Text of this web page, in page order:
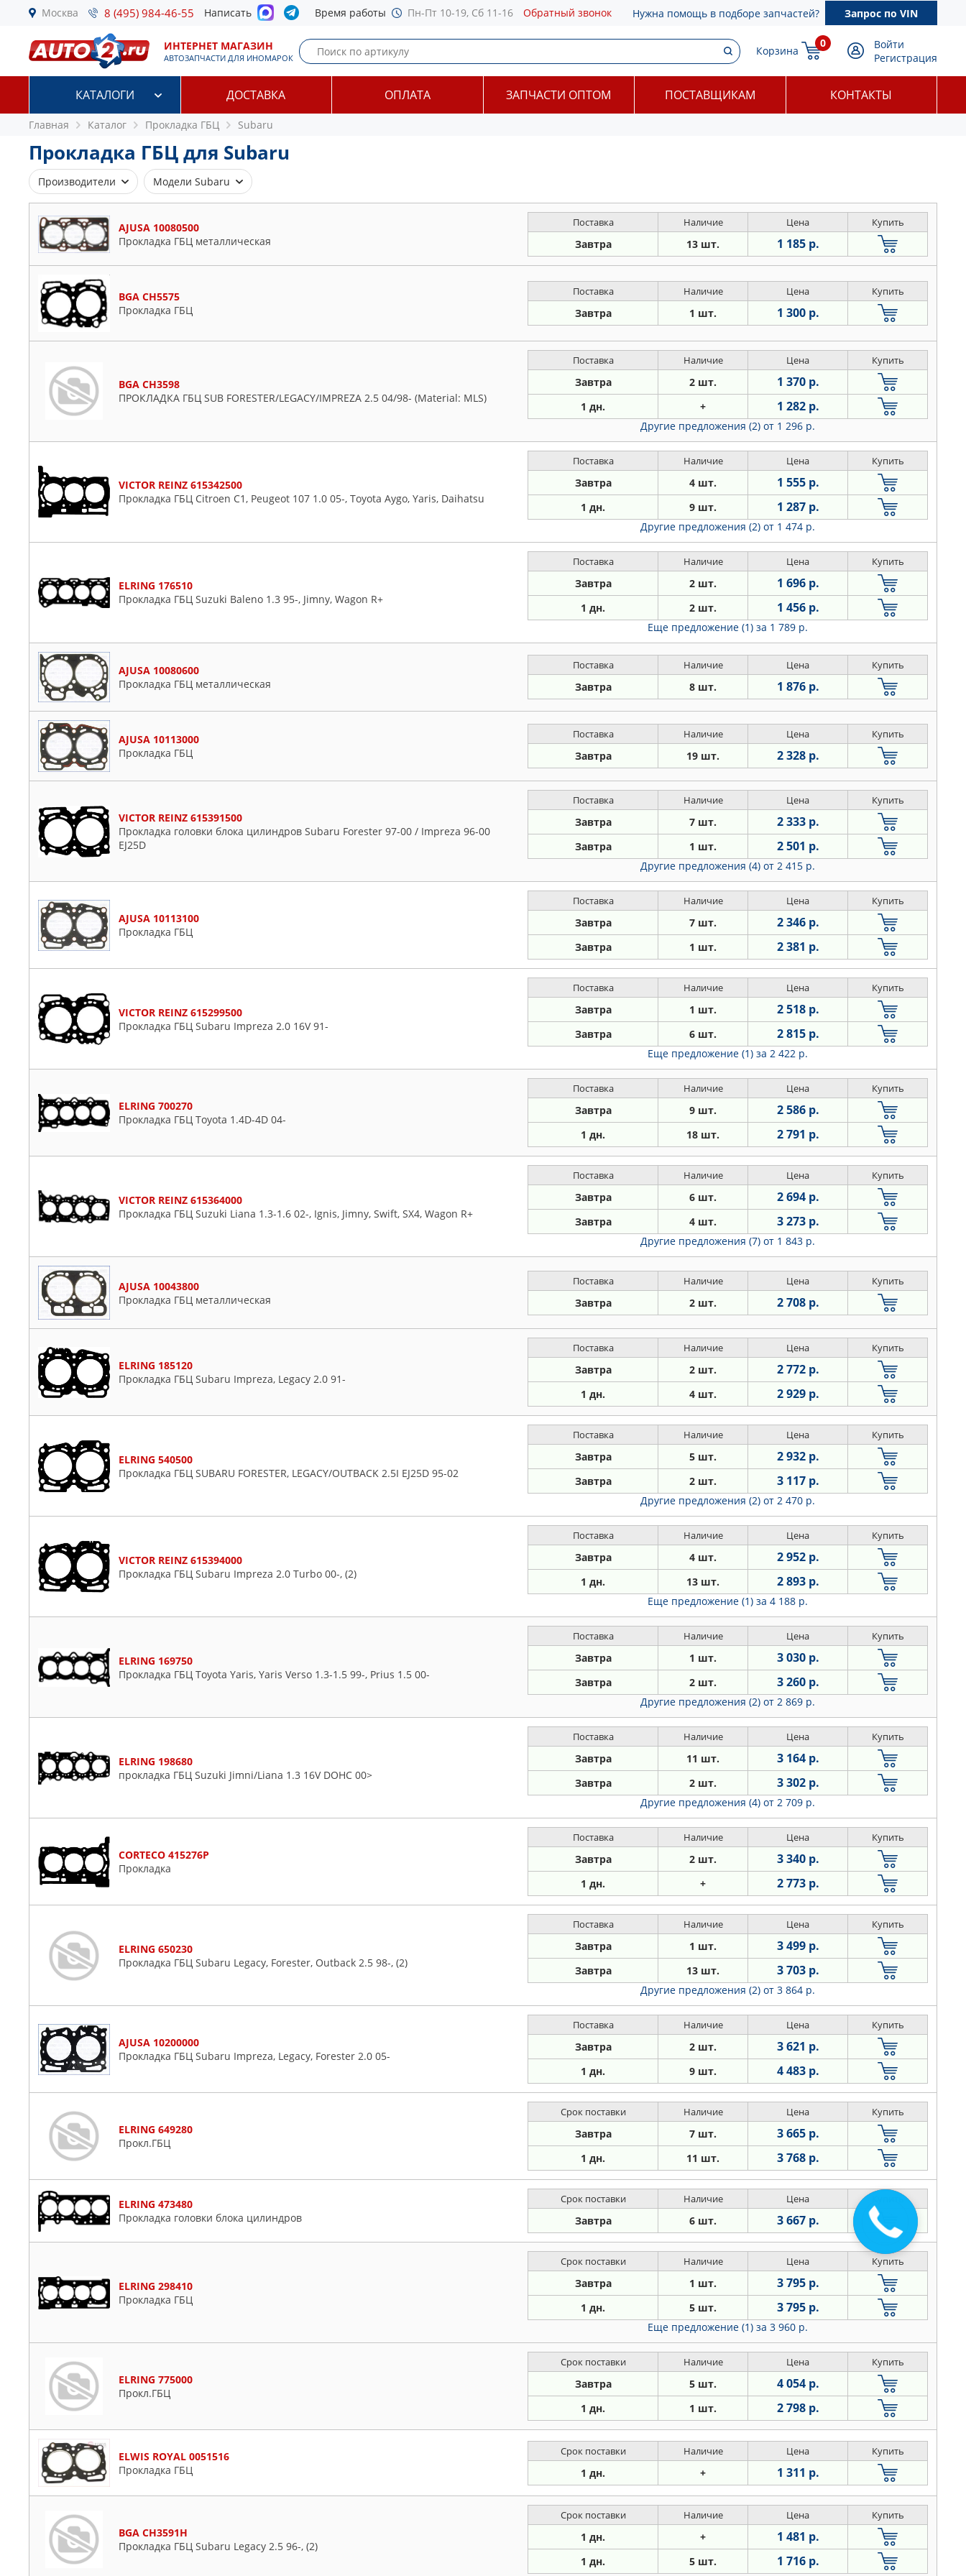
Москва 8 (495) 984-46-55 Написать Время работы Пн-Пт 10-19, Сб 11-16 Обратный звонок Нужна помощь в подборе запчастей? Запрос по VIN
ИНТЕРНЕТ МАГАЗИН
АВТОЗАПЧАСТИ ДЛЯ ИНОМАРОК
Корзина
0
Войти
Регистрация
КАТАЛОГИ ДОСТАВКА ОПЛАТА ЗАПЧАСТИ ОПТОМ ПОСТАВЩИКАМ КОНТАКТЫ
Главная Каталог Прокладка ГБЦ Subaru
Прокладка ГБЦ для Subaru
Производители
AJUSA
BGA
CORTECO
ELRING
ELWIS ROYAL
PAYEN
VICTOR REINZ
Модели Subaru
1800
Forester
Impreza
Justy
Leone
Mv
Trezia
Tribeca
AJUSA 10080500
Прокладка ГБЦ металлическая
Поставка Наличие Цена Купить
Завтра 13 шт. 1 185 р.
BGA CH5575
Прокладка ГБЦ
Поставка Наличие Цена Купить
Завтра 1 шт. 1 300 р.
BGA CH3598
ПРОКЛАДКА ГБЦ SUB FORESTER/LEGACY/IMPREZA 2.5 04/98- (Material: MLS)
Поставка Наличие Цена Купить
Завтра 2 шт. 1 370 р.
1 дн. + 1 282 р.
Другие предложения (2) от 1 296 р.
VICTOR REINZ 615342500
Прокладка ГБЦ Citroen C1, Peugeot 107 1.0 05-, Toyota Aygo, Yaris, Daihatsu
Поставка Наличие Цена Купить
Завтра 4 шт. 1 555 р.
1 дн. 9 шт. 1 287 р.
Другие предложения (2) от 1 474 р.
ELRING 176510
Прокладка ГБЦ Suzuki Baleno 1.3 95-, Jimny, Wagon R+
Поставка Наличие Цена Купить
Завтра 2 шт. 1 696 р.
1 дн. 2 шт. 1 456 р.
Еще предложение (1) за 1 789 р.
AJUSA 10080600
Прокладка ГБЦ металлическая
Поставка Наличие Цена Купить
Завтра 8 шт. 1 876 р.
AJUSA 10113000
Прокладка ГБЦ
Поставка Наличие Цена Купить
Завтра 19 шт. 2 328 р.
VICTOR REINZ 615391500
Прокладка головки блока цилиндров Subaru Forester 97-00 / Impreza 96-00
EJ25D
Поставка Наличие Цена Купить
Завтра 7 шт. 2 333 р.
Завтра 1 шт. 2 501 р.
Другие предложения (4) от 2 415 р.
AJUSA 10113100
Прокладка ГБЦ
Поставка Наличие Цена Купить
Завтра 7 шт. 2 346 р.
Завтра 1 шт. 2 381 р.
VICTOR REINZ 615299500
Прокладка ГБЦ Subaru Impreza 2.0 16V 91-
Поставка Наличие Цена Купить
Завтра 1 шт. 2 518 р.
Завтра 6 шт. 2 815 р.
Еще предложение (1) за 2 422 р.
ELRING 700270
Прокладка ГБЦ Toyota 1.4D-4D 04-
Поставка Наличие Цена Купить
Завтра 9 шт. 2 586 р.
1 дн. 18 шт. 2 791 р.
VICTOR REINZ 615364000
Прокладка ГБЦ Suzuki Liana 1.3-1.6 02-, Ignis, Jimny, Swift, SX4, Wagon R+
Поставка Наличие Цена Купить
Завтра 6 шт. 2 694 р.
Завтра 4 шт. 3 273 р.
Другие предложения (7) от 1 843 р.
AJUSA 10043800
Прокладка ГБЦ металлическая
Поставка Наличие Цена Купить
Завтра 2 шт. 2 708 р.
ELRING 185120
Прокладка ГБЦ Subaru Impreza, Legacy 2.0 91-
Поставка Наличие Цена Купить
Завтра 2 шт. 2 772 р.
1 дн. 4 шт. 2 929 р.
ELRING 540500
Прокладка ГБЦ SUBARU FORESTER, LEGACY/OUTBACK 2.5I EJ25D 95-02
Поставка Наличие Цена Купить
Завтра 5 шт. 2 932 р.
Завтра 2 шт. 3 117 р.
Другие предложения (2) от 2 470 р.
VICTOR REINZ 615394000
Прокладка ГБЦ Subaru Impreza 2.0 Turbo 00-, (2)
Поставка Наличие Цена Купить
Завтра 4 шт. 2 952 р.
1 дн. 13 шт. 2 893 р.
Еще предложение (1) за 4 188 р.
ELRING 169750
Прокладка ГБЦ Toyota Yaris, Yaris Verso 1.3-1.5 99-, Prius 1.5 00-
Поставка Наличие Цена Купить
Завтра 1 шт. 3 030 р.
Завтра 2 шт. 3 260 р.
Другие предложения (2) от 2 869 р.
ELRING 198680
прокладка ГБЦ Suzuki Jimni/Liana 1.3 16V DOHC 00>
Поставка Наличие Цена Купить
Завтра 11 шт. 3 164 р.
Завтра 2 шт. 3 302 р.
Другие предложения (4) от 2 709 р.
CORTECO 415276P
Прокладка
Поставка Наличие Цена Купить
Завтра 2 шт. 3 340 р.
1 дн. + 2 773 р.
ELRING 650230
Прокладка ГБЦ Subaru Legacy, Forester, Outback 2.5 98-, (2)
Поставка Наличие Цена Купить
Завтра 1 шт. 3 499 р.
Завтра 13 шт. 3 703 р.
Другие предложения (2) от 3 864 р.
AJUSA 10200000
Прокладка ГБЦ Subaru Impreza, Legacy, Forester 2.0 05-
Поставка Наличие Цена Купить
Завтра 2 шт. 3 621 р.
1 дн. 9 шт. 4 483 р.
ELRING 649280
Прокл.ГБЦ
Срок поставки Наличие Цена Купить
Завтра 7 шт. 3 665 р.
1 дн. 11 шт. 3 768 р.
ELRING 473480
Прокладка головки блока цилиндров
Срок поставки Наличие Цена Купить
Завтра 6 шт. 3 667 р.
ELRING 298410
Прокладка ГБЦ
Срок поставки Наличие Цена Купить
Завтра 1 шт. 3 795 р.
1 дн. 5 шт. 3 795 р.
Еще предложение (1) за 3 960 р.
ELRING 775000
Прокл.ГБЦ
Срок поставки Наличие Цена Купить
Завтра 5 шт. 4 054 р.
1 дн. 1 шт. 2 798 р.
ELWIS ROYAL 0051516
Прокладка ГБЦ
Срок поставки Наличие Цена Купить
1 дн. + 1 311 р.
BGA CH3591H
Прокладка ГБЦ Subaru Legacy 2.5 96-, (2)
Срок поставки Наличие Цена Купить
1 дн. + 1 481 р.
1 дн. 5 шт. 1 716 р.